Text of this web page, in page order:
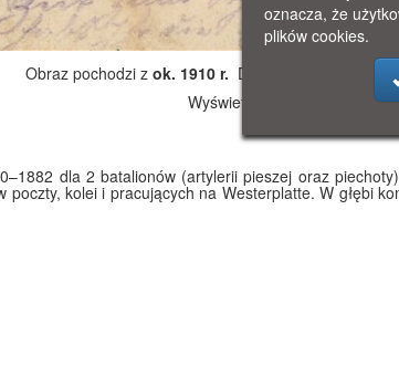
Obraz pochodzi z ok. 1910 r. Dodano: 2019-10-31
Wyświetlono: 3790
dla 2 batalionów (artylerii pieszej oraz
kolei i pracujących na Westerplatte. W głębi
oznacza, że
plików cookies.